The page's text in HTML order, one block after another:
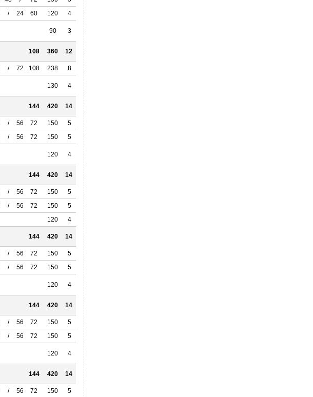
/ 24 60 120
4
90 3
108 360 12
/ 72 108 238
8
130 4
144 420 14
/ 56 72 150
5
/ 56 72 150
5
120 4
144 420 14
/ 56 72 150
5
/ 56 72 150
5
120 4
144 420 14
/ 56 72 150
5
/ 56 72 150
5
120 4
144 420 14
/ 56 72 150
5
/ 56 72 150
5
120 4
144 420 14
/ 56 72 150 5